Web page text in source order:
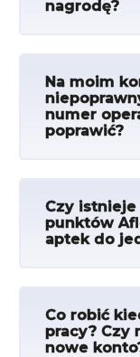
nagrodę?
Na moim
numer
poprawić?
Czy
punktów
aptek do
Co robić
pracy? Czy
nowe